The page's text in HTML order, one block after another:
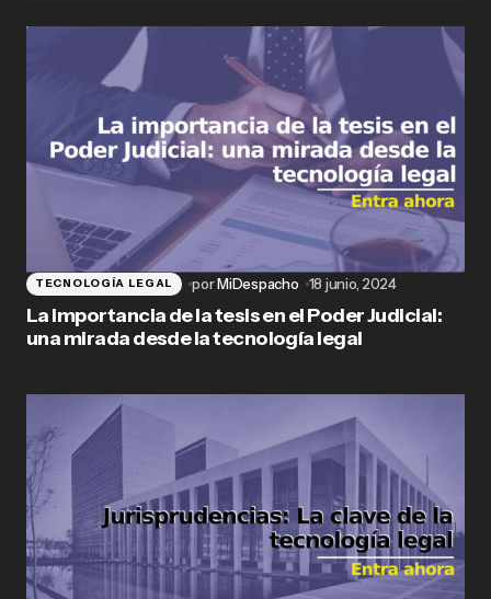
TECNOLOGÍA LEGAL porMiDespacho 18 junio, 2024
La importancia de la tesis en el Poder Judicial:
una mirada desde la tecnología legal